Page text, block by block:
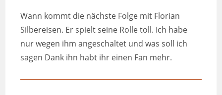
Wann kommt die nächste Folge mit Florian
Silbereisen. Er spielt seine Rolle toll. Ich habe
nur wegen ihm angeschaltet und was soll ich
sagen Dank ihn habt ihr einen Fan mehr.